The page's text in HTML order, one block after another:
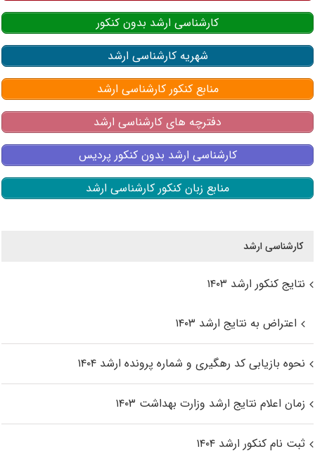
کارشناسی ارشد بدون کنکور
شهریه کارشناسی ارشد
منابع کنکور کارشناسی ارشد
دفترچه های کارشناسی ارشد
کارشناسی ارشد بدون کنکور پردیس
منابع زبان کنکور کارشناسی ارشد
کارشناسی ارشد
نتایج کنکور ارشد ۱۴۰۳
اعتراض به نتایج ارشد ۱۴۰۳
نحوه بازیابی کد رهگیری و شماره پرونده ارشد ۱۴۰۴
زمان اعلام نتایج ارشد وزارت بهداشت ۱۴۰۳
ثبت نام کنکور ارشد ۱۴۰۴